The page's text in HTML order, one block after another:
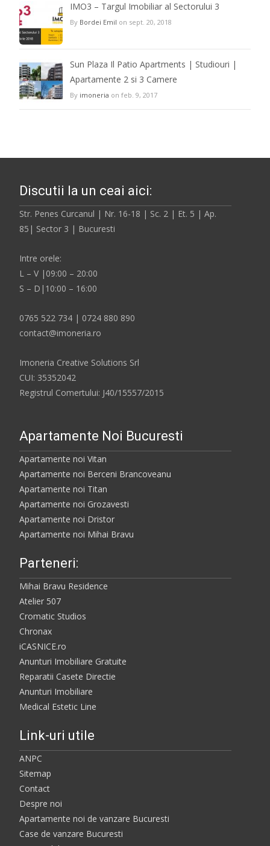
IMO3 – Targul Imobiliar al Sectorului 3
By Bordei Emil on sept. 20, 2018
Sun Plaza Il Patio Apartments | Studiouri |
Apartamente 2 si 3 Camere
By imoneria on feb. 9, 2017
Discutii la un ceai aici:
Str. Penes Curcanul | Nr. 16-18 | Sc. 2 | Et. 5 | Ap.
85| Sector 3 | Bucuresti
Intre orele:
L – V |09:00 – 20:00
S – D|10:00 – 16:00
0765 522 734 | 0724 880 890
contact@imoneria.ro
Imoneria Creative Solutions Srl
CUI: 35352042
Registrul Comertului: J40/15557/2015
Apartamente Noi Bucuresti
Apartamente noi Vitan
Apartamente noi Berceni Brancoveanu
Apartamente noi Titan
Apartamente noi Grozavesti
Apartamente noi Dristor
Apartamente noi Mihai Bravu
Parteneri:
Mihai Bravu Residence
Atelier 507
Cromatic Studios
Chronax
iCASNICE.ro
Anunturi Imobiliare Gratuite
Reparatii Casete Directie
Anunturi Imobiliare
Medical Estetic Line
Link-uri utile
ANPC
Sitemap
Contact
Despre noi
Apartamente noi de vanzare Bucuresti
Case de vanzare Bucuresti